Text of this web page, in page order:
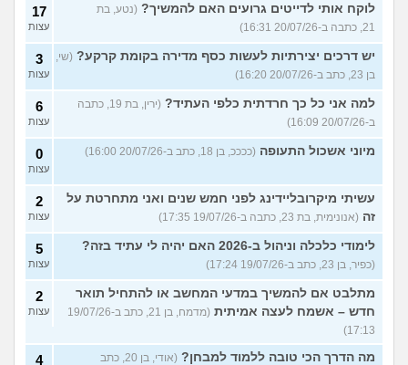
לוקח אותי לדייטים גרועים האם להמשיך? (נטע, בת
21, כתבה ב-20/07/26 16:31)
17
עצות
יש דרכים יצירתיות לעשות כסף מדירה בקומת קרקע? (שי,
בן 23, כתב ב-20/07/26 16:20)
3
עצות
למה אני כל כך חרדתית כלפי העתיד?
(ירין, בת 19, כתבה
ב-20/07/26 16:09)
6
עצות
מיוני אשכול התעופה (ככככ, בן 18, כתב ב-20/07/26 16:00) 0
עצות
עשיתי מיקרובליידינג לפני חמש שנים ואני מתחרטת על
זה (אנונימית, בת 23, כתבה ב-19/07/26 17:35)
2
עצות
לימודי כלכלה וניהול ב-2026 האם יהיה לי עתיד בזה?
(כפיר, בן 23, כתב ב-19/07/26 17:24)
5
עצות
מתלבט אם להמשיך במדעי המחשב או להתחיל תואר
חדש – אשמח לעצה אמיתית
(מדמח, בן 21, כתב ב-19/07/26
17:13)
2
עצות
מה הדרך הכי טובה ללמוד למבחן?
(אודי, בן 20, כתב
4